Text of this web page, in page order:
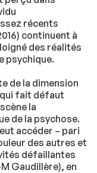
récents
continuent à
des réalités
psychique.
de la dimension
fait défaut
la
de la psychose.
accéder – pari
des autres et
défaillantes
Gaudillère), en